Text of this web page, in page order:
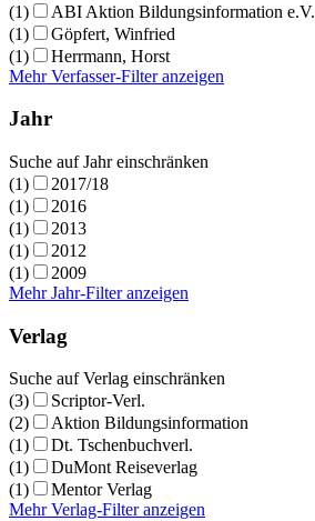
(1)
ABI Aktion Bildungsinformation e.V.
(1)
Göpfert, Winfried
(1)
Herrmann, Horst
Mehr Verfasser-Filter anzeigen
Jahr
Suche auf Jahr einschränken
(1)
2017/18
(1)
2016
(1)
2013
(1)
2012
(1)
2009
Mehr Jahr-Filter anzeigen
Verlag
Suche auf Verlag einschränken
(3)
Scriptor-Verl.
(2)
Aktion Bildungsinformation
(1)
Dt. Tschenbuchverl.
(1)
DuMont Reiseverlag
(1)
Mentor Verlag
Mehr Verlag-Filter anzeigen